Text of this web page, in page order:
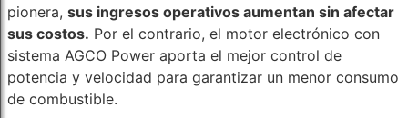
pionera, sus ingresos operativos aumentan sin afectar
sus costos. Por el contrario, el motor electrónico con
sistema AGCO Power aporta el mejor control de
potencia y velocidad para garantizar un menor consumo
de combustible.